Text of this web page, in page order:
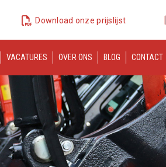
Download onze prijslijst
VACATURES OVER ONS BLOG CONTACT